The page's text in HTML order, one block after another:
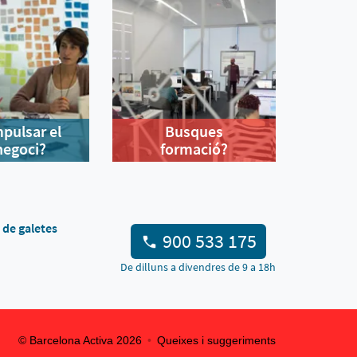
el
Busques
formació?
galetes
900 533 175
De dilluns a divendres de 9 a 18h
© Barcelona Activa2026 Queixes i suggeriments